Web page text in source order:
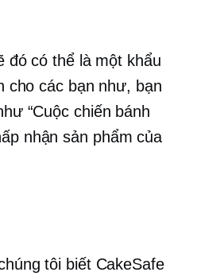
đó có thể là một khẩu
cho các bạn như, bạn
“Cuộc chiến bánh
nhận sản phẩm của
tôi biết CakeSafe